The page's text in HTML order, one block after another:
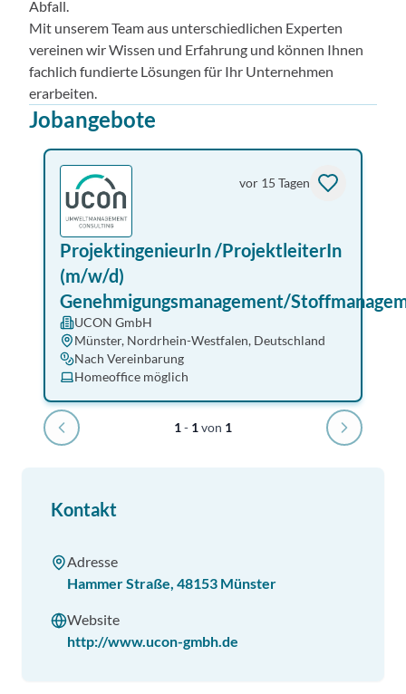
Abfall.
Mit unserem Team aus unterschiedlichen Experten
vereinen wir Wissen und Erfahrung und können Ihnen
fachlich fundierte Lösungen für Ihr Unternehmen
erarbeiten.
Jobangebote
vor 15 Tagen
ProjektingenieurIn /ProjektleiterIn
(m/w/d)
Genehmigungsmanagement/
UCON GmbH
Münster, Nordrhein-Westfalen, Deutschland
Nach Vereinbarung
Homeoffice möglich
1- 1von 1
Kontakt
Adresse
Hammer Straße, 48153 Münster
Website
http://www.ucon-gmbh.de